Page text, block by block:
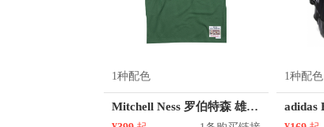
1种配色
Mitchell Ness 罗伯特森 雄鹿队 1号球衣
1种配色